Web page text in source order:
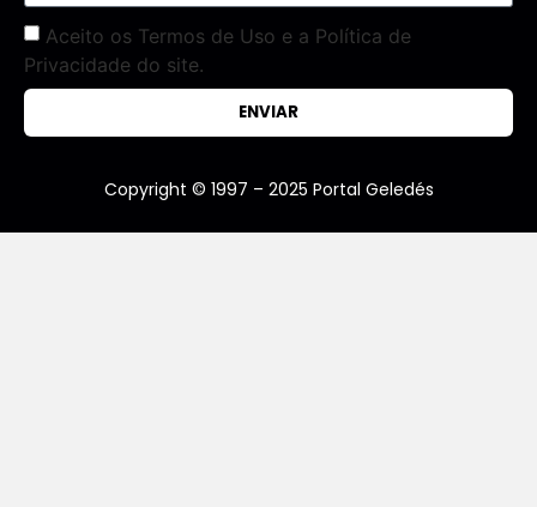
Aceito os Termos de Uso e a Política de
Privacidade do site.
ENVIAR
Copyright © 1997 – 2025 Portal Geledés